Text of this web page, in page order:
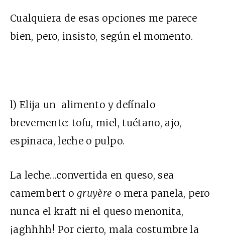
Cualquiera de esas opciones me parece
bien, pero, insisto, según el momento.
l) Elija un alimento y defínalo
brevemente: tofu, miel, tuétano, ajo,
espinaca, leche o pulpo.
La leche…convertida en queso, sea
camembert ogruyère o mera panela, pero
nunca el kraft ni el queso menonita,
¡aghhhh! Por cierto, mala costumbre la